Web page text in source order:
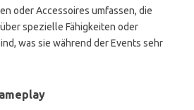
oder Accessoires umfassen, die
spezielle Fähigkeiten oder
was sie während der Events sehr